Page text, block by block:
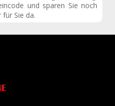
und sparen Sie noch
Sie da.